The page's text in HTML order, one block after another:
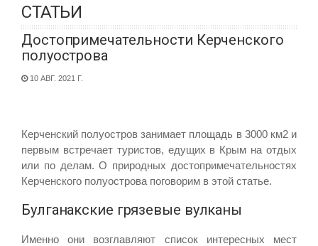
СТАТЬИ
Достопримечательности Керченского
полуострова
10 АВГ. 2021 Г.
Керченский полуостров занимает площадь в 3000 км2 и
первым встречает туристов, едущих в Крым на отдых
или по делам. О природных достопримечательностях
Керченского полуострова поговорим в этой статье.
Булганакские грязевые вулканы
Именно они возглавляют список интересных мест